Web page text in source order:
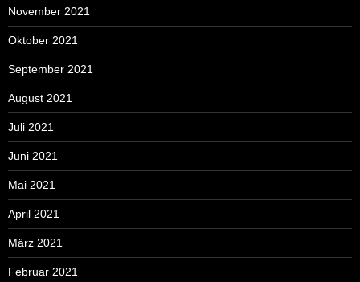
November 2021
Oktober 2021
September 2021
August 2021
Juli 2021
Juni 2021
Mai 2021
April 2021
März 2021
Februar 2021